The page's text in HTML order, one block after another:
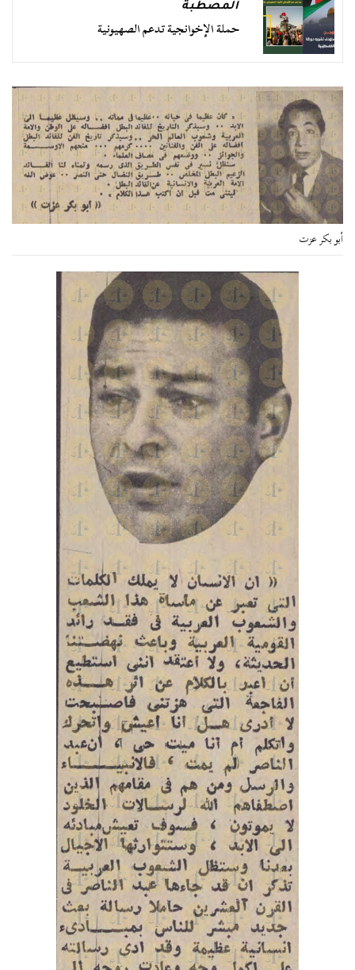
المصطبة
حملة الإخوانجية تدعم الصهيونية
أبو بكر عزت